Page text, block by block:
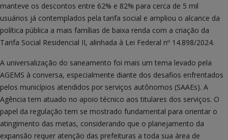
manteve os descontos entre 62% e 82% para cerca de 5 mil
usuários já contemplados pela tarifa social e ampliou o alcance da
política pública a mais famílias de baixa renda com a criação da
Tarifa Social Residencial II, alinhada à Lei Federal nº 14.898/2024.
A universalização do saneamento foi mais um tema levado pela
AGEMS à conversa, especialmente diante dos desafios enfrentados
pelos municípios atendidos por serviços autônomos (SAAEs). A
Agência tem atuado no apoio técnico aos titulares dos serviços. O
papel da regulação tem se mostrado fundamental para orientar o
atingimento das metas, considerando que o planejamento da
expansão requer atenção das prefeituras a toda sua área de